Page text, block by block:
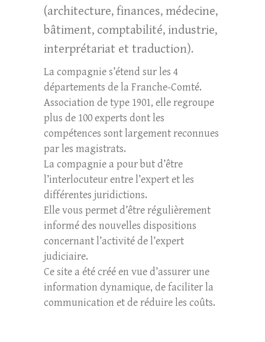
(architecture, finances, médecine,
bâtiment, comptabilité, industrie,
interprétariat et traduction).
La compagnie s’étend sur les 4
départements de la Franche-Comté.
Association de type 1901, elle regroupe
plus de 100 experts dont les
compétences sont largement reconnues
par les magistrats.
La compagnie a pour but d’être
l’interlocuteur entre l’expert et les
différentes juridictions.
Elle vous permet d’être régulièrement
informé des nouvelles dispositions
concernant l’activité de l’expert
judiciaire.
Ce site a été créé en vue d’assurer une
information dynamique, de faciliter la
communication et de réduire les coûts.